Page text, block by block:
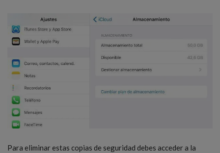
Para eliminar estas copias de seguridad debes acceder a la